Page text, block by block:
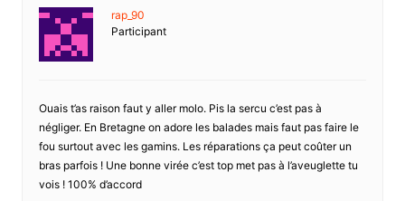
rap_90
Participant
Ouais t’as raison faut y aller molo. Pis la sercu c’est pas à
négliger. En Bretagne on adore les balades mais faut pas faire le
fou surtout avec les gamins. Les réparations ça peut coûter un
bras parfois ! Une bonne virée c’est top met pas à l’aveuglette tu
vois ! 100% d’accord